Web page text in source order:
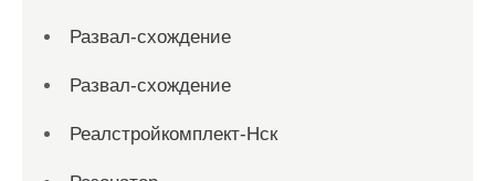
Развал-схождение
Развал-схождение
Реалстройкомплект-Нск